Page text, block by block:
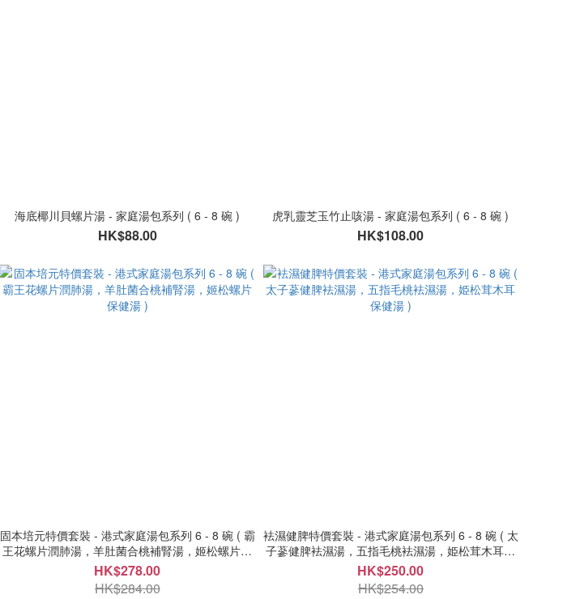
海底椰川貝螺片湯 - 家庭湯包系列 ( 6 - 8 碗 )
HK$88.00
虎乳靈芝玉竹止咳湯 - 家庭湯包系列 ( 6 - 8 碗 )
HK$108.00
固本培元特價套裝 - 港式家庭湯包系列 6 - 8 碗 ( 霸
王花螺片潤肺湯，羊肚菌合桃補腎湯，姬松螺片保
健湯 )
HK$278.00
HK$284.00
袪濕健脾特價套裝 - 港式家庭湯包系列 6 - 8 碗 ( 太
子蔘健脾袪濕湯，五指毛桃袪濕湯，姫松茸木耳保
健湯 )
HK$250.00
HK$254.00